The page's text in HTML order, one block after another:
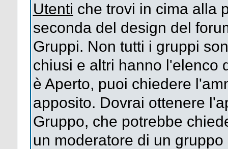
Utenti che trovi in cima alla
seconda del design del
Gruppi. Non tutti i gruppi
chiusi e altri hanno l'elenco
è Aperto, puoi chiedere
apposito. Dovrai ottenere
Gruppo, che potrebbe
un moderatore di un